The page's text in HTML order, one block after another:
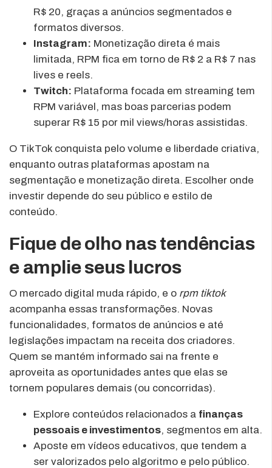
R$ 20, graças a anúncios segmentados e
formatos diversos.
Instagram: Monetização direta é mais
limitada, RPM fica em torno de R$ 2 a R$ 7 nas
lives e reels.
Twitch: Plataforma focada em streaming tem
RPM variável, mas boas parcerias podem
superar R$ 15 por mil views/horas assistidas.
O TikTok conquista pelo volume e liberdade criativa,
enquanto outras plataformas apostam na
segmentação e monetização direta. Escolher onde
investir depende do seu público e estilo de
conteúdo.
Fique de olho nas tendências
e amplie seus lucros
O mercado digital muda rápido, e o rpm tiktok
acompanha essas transformações. Novas
funcionalidades, formatos de anúncios e até
legislações impactam na receita dos criadores.
Quem se mantém informado sai na frente e
aproveita as oportunidades antes que elas se
tornem populares demais (ou concorridas).
Explore conteúdos relacionados a finanças
pessoais e investimentos, segmentos em alta.
Aposte em vídeos educativos, que tendem a
ser valorizados pelo algoritmo e pelo público.